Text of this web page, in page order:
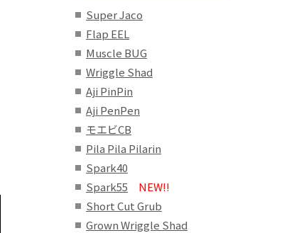
Super Jaco
Flap EEL
Muscle BUG
Wriggle Shad
Aji PinPin
Aji PenPen
モエビCB
Pila Pila Pilarin
Spark40
Spark55
NEW!!
Short Cut Grub
Grown Wriggle Shad